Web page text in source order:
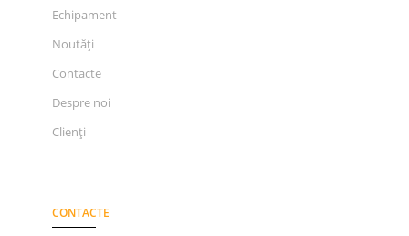
Echipament
Noutăți
Contacte
Despre noi
Clienți
CONTACTE